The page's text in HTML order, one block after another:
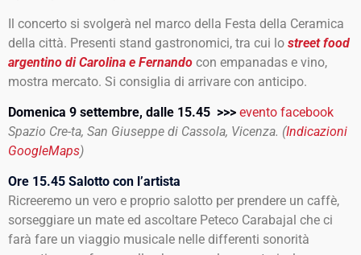
Il concerto si svolgerà nel marco della Festa della Ceramica
della città. Presenti stand gastronomici, tra cui lo street food
argentino di Carolina e Fernando con empanadas e vino,
mostra mercato. Si consiglia di arrivare con anticipo.
Domenica 9 settembre, dalle 15.45 >>> evento facebook
Spazio Cre-ta, San Giuseppe di Cassola, Vicenza. (Indicazioni
GoogleMaps)
Ore 15.45 Salotto con l’artista
Ricreeremo un vero e proprio salotto per prendere un caffè,
sorseggiare un mate ed ascoltare Peteco Carabajal che ci
farà fare un viaggio musicale nelle differenti sonorità